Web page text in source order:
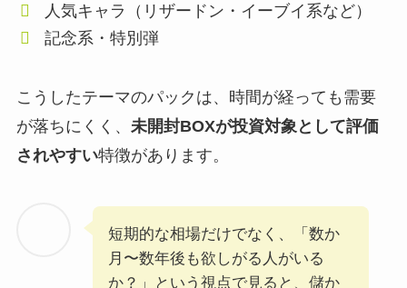
人気キャラ（リザードン・イーブイ系など）
記念系・特別弾
こうしたテーマのパックは、時間が経っても需要
が落ちにくく、 未開封BOXが投資対象として評価
されやすい特徴があります。
短期的な相場だけでなく、「数か
月〜数年後も欲しがる人がいる
か？」という視点で見ると、儲か